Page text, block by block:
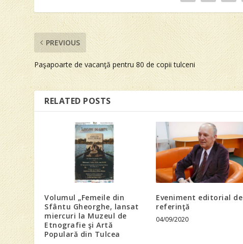
PREVIOUS
Paşapoarte de vacanţă pentru 80 de copii tulceni
RELATED POSTS
Volumul „Femeile din
Sfântu Gheorghe, lansat
miercuri la Muzeul de
Etnografie şi Artă
Populară din Tulcea
Eveniment editorial de
referinţă
04/09/2020